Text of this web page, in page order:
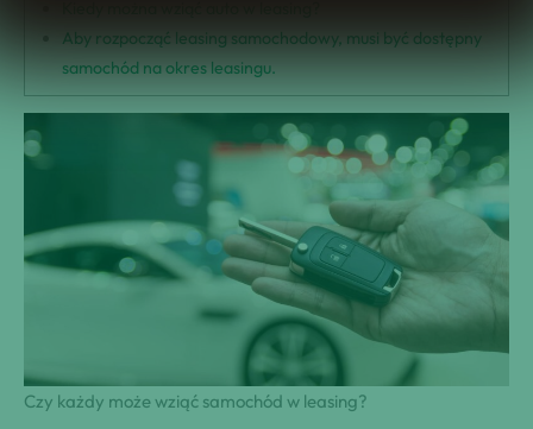
Aby rozpocząć leasing samochodowy, musi być dostępny
samochód na okres leasingu.
Czy każdy może wziąć samochód w leasing?